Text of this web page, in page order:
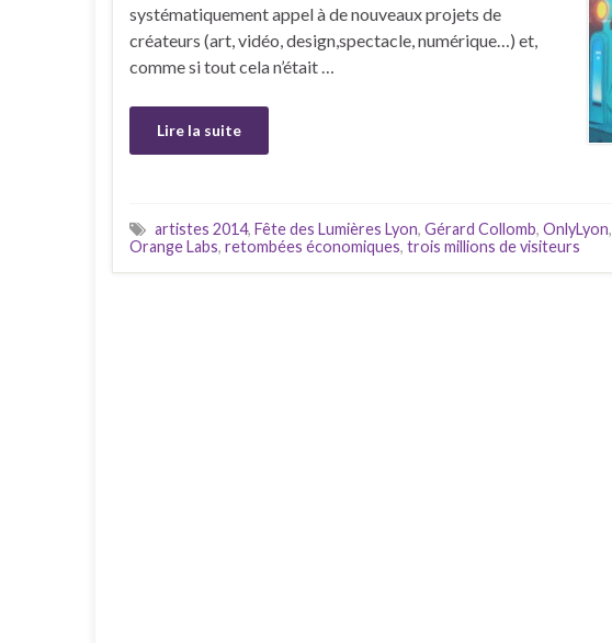
systématiquement appel à de nouveaux projets de
créateurs (art, vidéo, design,spectacle, numérique…) et,
comme si tout cela n’était …
Lire la suite
artistes 2014, Fête des Lumières Lyon, Gérard Collomb, OnlyLyon,
Orange Labs, retombées économiques, trois millions de visiteurs